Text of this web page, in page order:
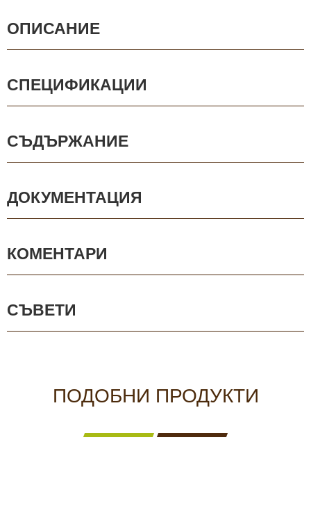
ОПИСАНИЕ
СПЕЦИФИКАЦИИ
СЪДЪРЖАНИЕ
ДОКУМЕНТАЦИЯ
КОМЕНТАРИ
СЪВЕТИ
ПОДОБНИ ПРОДУКТИ